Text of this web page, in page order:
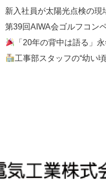
新入社員が太陽光点検の現
第39回AIWA会ゴルフコン
「20年の背中は語る」永
工事部スタッフの“幼い頃の夢”